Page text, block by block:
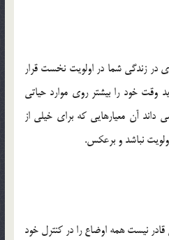
در زندگي شما در اولويت نخست قرار
وقت خود را بيشتر روي موارد حياتي
آن معيارهايي كه براي خيلي از
نباشد و برعكس.
نيست همه اوضاع را در كنترل خود